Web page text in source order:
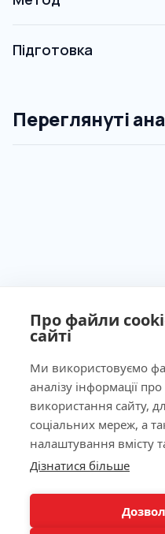
Про файли
сайті
Ми використовуємо
аналізу інформації про
використання сайту,
соціальних мереж, а
налаштування вмісту
Дізнатися більше
Підготовка
Переглянуті
Ліцензія МОЗ України
Наша адреса
КНОПКА